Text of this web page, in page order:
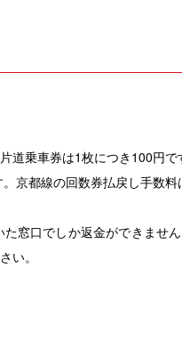
乗車券は1枚につき100円で
京都線の回数券払戻し手数料
窓口でしか返金ができませ
い。